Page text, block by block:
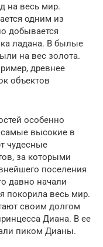
на весь мир.
одним из
добывается
ладана. В былые
на вес золота.
древнее
объектов
особенно
высокие в
чудесные
за которыми
поселения
давно начали
покорила весь мир.
своим долгом
Диана. В ее
пиком Дианы.